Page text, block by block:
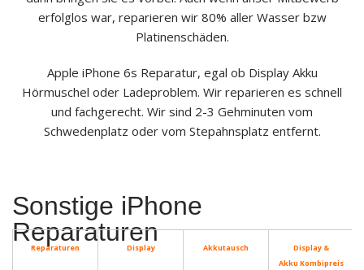
erfolglos war, reparieren wir 80% aller Wasser bzw
Platinenschäden.
Apple iPhone 6s Reparatur, egal ob Display Akku
Hörmuschel oder Ladeproblem. Wir reparieren es schnell
und fachgerecht. Wir sind 2-3 Gehminuten vom
Schwedenplatz oder vom Stepahnsplatz entfernt.
Sonstige iPhone
Reparaturen
Reparaturen Display Akkutausch
Display &
Akku Kombipreis